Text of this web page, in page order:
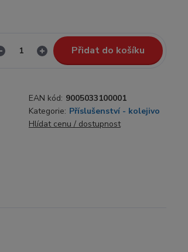
Přidat do košíku
EAN kód: 9005033100001
Kategorie: Příslušenství - kolejivo
Hlídat cenu / dostupnost